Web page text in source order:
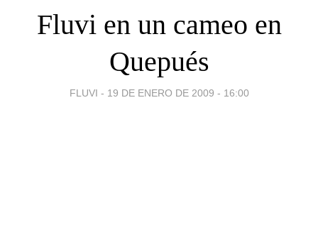
Fluvi en un cameo en
Quepués
FLUVI - 19 DE ENERO DE 2009 - 16:00